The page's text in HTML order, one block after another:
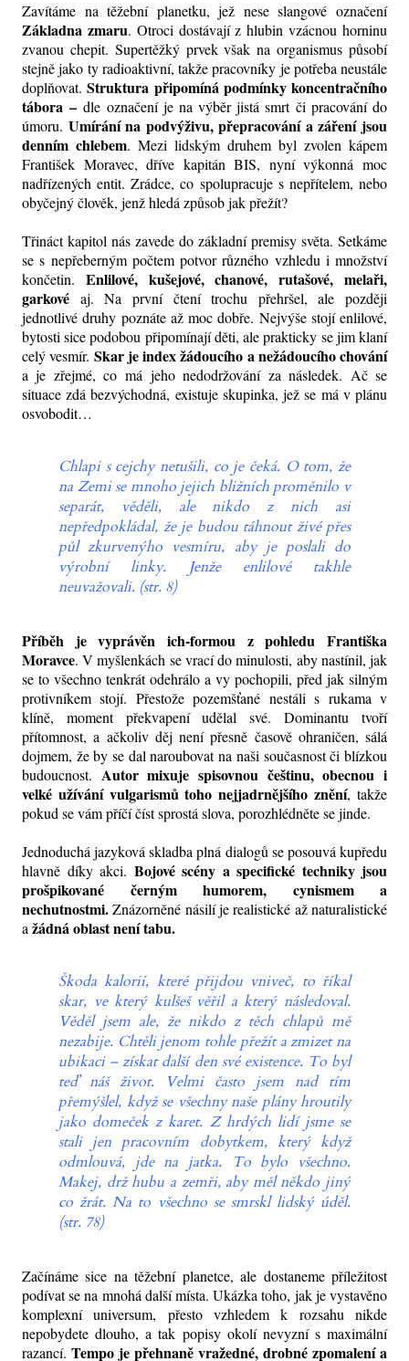
Zavítáme na těžební planetku, jež nese slangové označení
Základna zmaru. Otroci dostávají z hlubin vzácnou horninu
zvanou chepit. Supertěžký prvek však na organismus působí
stejně jako ty radioaktivní, takže pracovníky je potřeba neustále
doplňovat.Struktura připomíná podmínky koncentračního
tábora– dle označení je na výběr jistá smrt či pracování do
úmoru. Umírání na podvýživu, přepracování a záření jsou
denním chlebem. Mezi lidským druhem byl zvolen kápem
František Moravec, dříve kapitán BIS, nyní výkonná moc
nadřízených entit. Zrádce, co spolupracuje s nepřítelem, nebo
obyčejný člověk, jenž hledá způsob jak přežít?
Třináct kapitol nás zavede do základní premisy světa. Setkáme
se s nepřeberným počtem potvor různého vzhledu i množství
končetin. Enlilové, kušejové, chanové, rutašové, melaři,
garkové aj. Na první čtení trochu přehršel, ale později
jednotlivé druhy poznáte až moc dobře. Nejvýše stojí enlilové,
bytosti sice podobou připomínají děti, ale prakticky se jim klaní
celý vesmír. Skar je index žádoucího a nežádoucího chování
a je zřejmé, co má jeho nedodržování za následek. Ač se
situace zdá bezvýchodná, existuje skupinka, jež se má v plánu
osvobodit…
Chlapi s cejchy netušili, co je čeká. O tom, že
na Zemi se mnoho jejich bližních proměnilo v
separát, věděli, ale nikdo z nich asi
nepředpokládal, že je budou táhnout živé přes
půl zkurvenýho vesmíru, aby je poslali do
výrobní linky. Jenže enlilové takhle
neuvažovali. (str. 8)
Příběh je vyprávěn ich-formou z pohledu Františka
Moravce. V myšlenkách se vrací do minulosti, aby nastínil, jak
se to všechno tenkrát odehrálo a vy pochopili, před jak silným
protivníkem stojí. Přestože pozemšťané nestáli s rukama v
klíně, moment překvapení udělal své. Dominantu tvoří
přítomnost, a ačkoliv děj není přesně časově ohraničen, sálá
dojmem, že by se dal naroubovat na naši současnost či blízkou
budoucnost. Autor mixuje spisovnou češtinu, obecnou i
velké užívání vulgarismů toho nejjadrnějšího znění, takže
pokud se vám příčí číst sprostá slova, porozhlédněte se jinde.
Jednoduchá jazyková skladba plná dialogů se posouvá kupředu
hlavně díky akci. Bojové scény a specifické techniky jsou
prošpikované černým humorem, cynismem a
nechutnostmi.Znázorněné násilí je realistické až naturalistické
a žádná oblast není tabu.
Škoda kalorií, které přijdou vniveč, to říkal
skar, ve který kulšeš věřil a který následoval.
Věděl jsem ale, že nikdo z těch chlapů mě
nezabije. Chtěli jenom tohle přežít a zmizet na
ubikaci – získat další den své existence. To byl
teď náš život. Velmi často jsem nad tím
přemýšlel, když se všechny naše plány hroutily
jako domeček z karet. Z hrdých lidí jsme se
stali jen pracovním dobytkem, který když
odmlouvá, jde na jatka. To bylo všechno.
Makej, drž hubu a zemři, aby měl někdo jiný
co žrát. Na to všechno se smrskl lidský úděl.
(str. 78)
Začínáme sice na těžební planetce, ale dostaneme příležitost
podívat se na mnohá další místa. Ukázka toho, jak je vystavěno
komplexní universum, přesto vzhledem k rozsahu nikde
nepobydete dlouho, a tak popisy okolí nevyzní s maximální
razancí. Tempo je přehnaně vražedné, drobné zpomalení a